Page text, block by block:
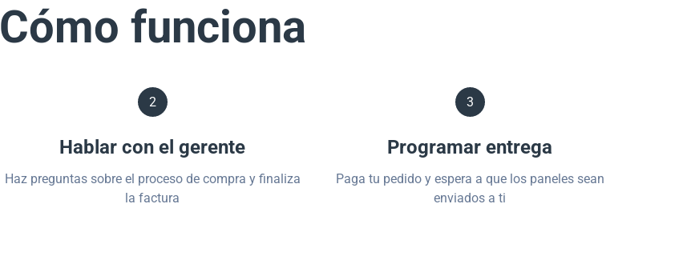
Cómo funciona
2
Hablar con el gerente
Haz preguntas sobre el proceso de compra y finaliza
la factura
3
Programar entrega
Paga tu pedido y espera a que los paneles sean
enviados a ti